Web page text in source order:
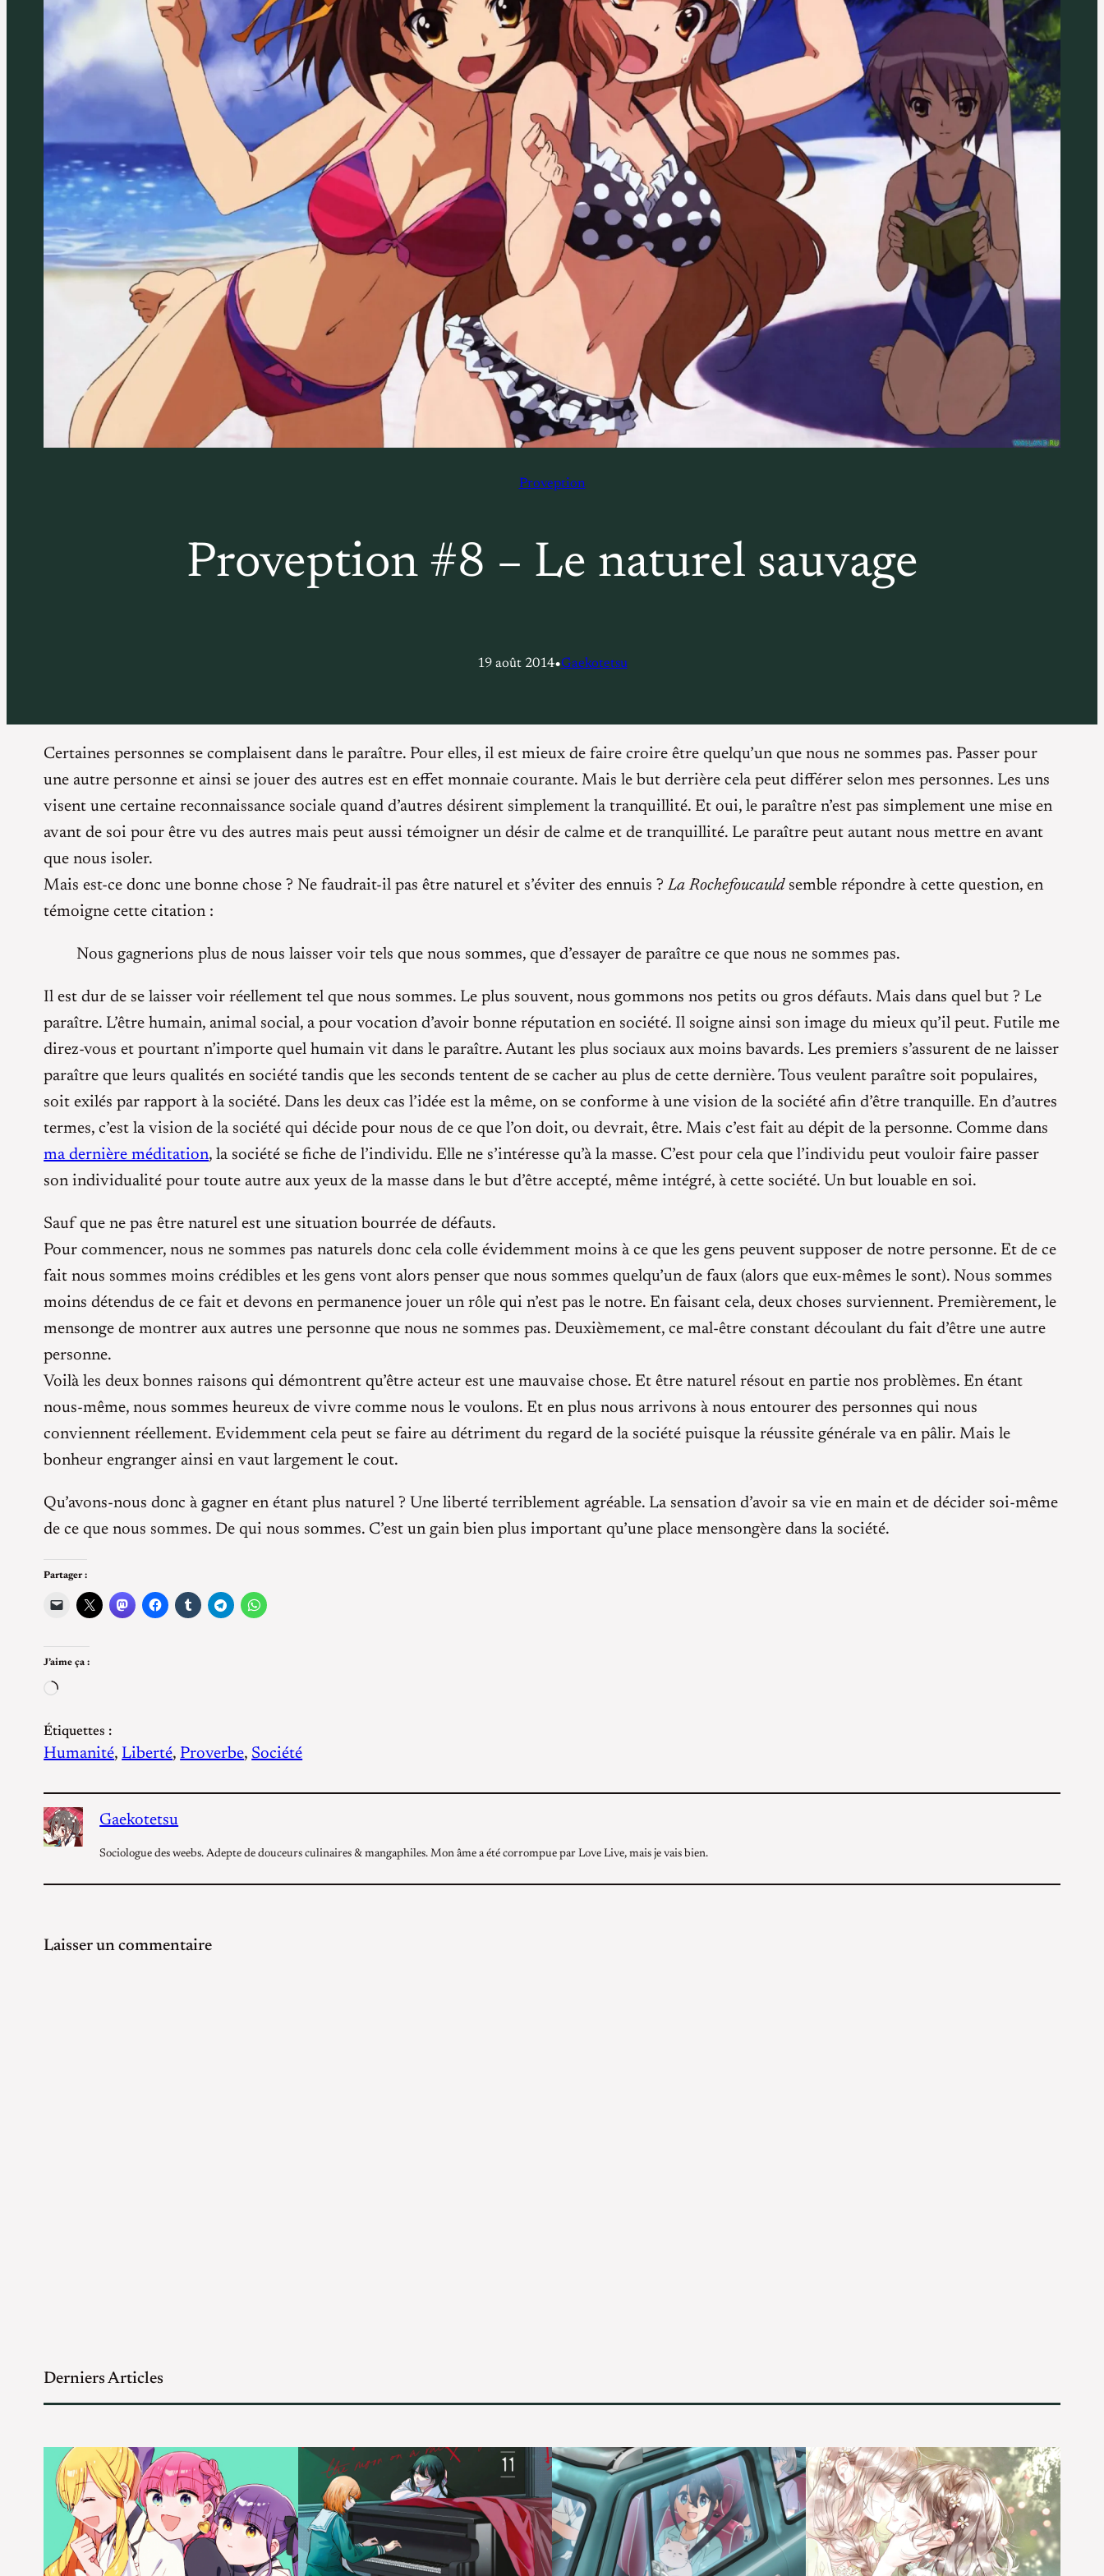
Proveption
Proveption #8 – Le naturel sauvage
19 août 2014•Gaekotetsu
Certaines personnes se complaisent dans le paraître. Pour elles, il est mieux de faire croire être quelqu’un que nous ne sommes pas. Passer pour
une autre personne et ainsi se jouer des autres est en effet monnaie courante. Mais le but derrière cela peut différer selon mes personnes. Les uns
visent une certaine reconnaissance sociale quand d’autres désirent simplement la tranquillité. Et oui, le paraître n’est pas simplement une mise en
avant de soi pour être vu des autres mais peut aussi témoigner un désir de calme et de tranquillité. Le paraître peut autant nous mettre en avant
que nous isoler.
Mais est-ce donc une bonne chose ? Ne faudrait-il pas être naturel et s’éviter des ennuis ?La Rochefoucauldsemble répondre à cette question, en
témoigne cette citation :
Nous gagnerions plus de nous laisser voir tels que nous sommes, que d’essayer de paraître ce que nous ne sommes pas.
Il est dur de se laisser voir réellement tel que nous sommes. Le plus souvent, nous gommons nos petits ou gros défauts. Mais dans quel but ? Le
paraître. L’être humain, animal social, a pour vocation d’avoir bonne réputation en société. Il soigne ainsi son image du mieux qu’il peut. Futile me
direz-vous et pourtant n’importe quel humain vit dans le paraître. Autant les plus sociaux aux moins bavards. Les premiers s’assurent de ne laisser
paraître que leurs qualités en société tandis que les seconds tentent de se cacher au plus de cette dernière. Tous veulent paraître soit populaires,
soit exilés par rapport à la société. Dans les deux cas l’idée est la même, on se conforme à une vision de la société afin d’être tranquille. En d’autres
termes, c’est la vision de la société qui décide pour nous de ce que l’on doit, ou devrait, être. Mais c’est fait au dépit de la personne. Comme dans
ma dernière méditation, la société se fiche de l’individu. Elle ne s’intéresse qu’à la masse. C’est pour cela que l’individu peut vouloir faire passer
son individualité pour toute autre aux yeux de la masse dans le but d’être accepté, même intégré, à cette société. Un but louable en soi.
Sauf que ne pas être naturel est une situation bourrée de défauts.
Pour commencer, nous ne sommes pas naturels donc cela colle évidemment moins à ce que les gens peuvent supposer de notre personne. Et de ce
fait nous sommes moins crédibles et les gens vont alors penser que nous sommes quelqu’un de faux (alors que eux-mêmes le sont). Nous sommes
moins détendus de ce fait et devons en permanence jouer un rôle qui n’est pas le notre. En faisant cela, deux choses surviennent. Premièrement, le
mensonge de montrer aux autres une personne que nous ne sommes pas. Deuxièmement, ce mal-être constant découlant du fait d’être une autre
personne.
Voilà les deux bonnes raisons qui démontrent qu’être acteur est une mauvaise chose. Et être naturel résout en partie nos problèmes. En étant
nous-même, nous sommes heureux de vivre comme nous le voulons. Et en plus nous arrivons à nous entourer des personnes qui nous
conviennent réellement. Evidemment cela peut se faire au détriment du regard de la société puisque la réussite générale va en pâlir. Mais le
bonheur engranger ainsi en vaut largement le cout.
Qu’avons-nous donc à gagner en étant plus naturel ? Une liberté terriblement agréable. La sensation d’avoir sa vie en main et de décider soi-même
de ce que nous sommes. De qui nous sommes. C’est un gain bien plus important qu’une place mensongère dans la société.
Partager :
J’aime ça :
Chargement…
Étiquettes :
Humanité, Liberté, Proverbe, Société
Gaekotetsu
Sociologue des weebs. Adepte de douceurs culinaires & mangaphiles. Mon âme a été corrompue par Love Live, mais je vais bien.
Laisser un commentaire
Derniers Articles